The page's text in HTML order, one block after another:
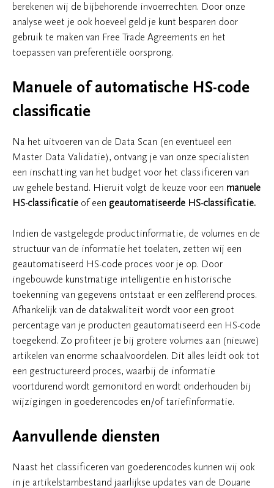
berekenen wij de bijbehorende invoerrechten. Door onze
analyse weet je ook hoeveel geld je kunt besparen door
gebruik te maken van Free Trade Agreements en het
toepassen van preferentiële oorsprong.
Manuele of automatische HS-code
classificatie
Na het uitvoeren van de Data Scan (en eventueel een
Master Data Validatie), ontvang je van onze specialisten
een inschatting van het budget voor het classificeren van
uw gehele bestand. Hieruit volgt de keuze voor een manuele
HS-classificatie of een geautomatiseerde HS-classificatie.
Indien de vastgelegde productinformatie, de volumes en de
structuur van de informatie het toelaten, zetten wij een
geautomatiseerd HS-code proces voor je op. Door
ingebouwde kunstmatige intelligentie en historische
toekenning van gegevens ontstaat er een zelflerend proces.
Afhankelijk van de datakwaliteit wordt voor een groot
percentage van je producten geautomatiseerd een HS-code
toegekend. Zo profiteer je bij grotere volumes aan (nieuwe)
artikelen van enorme schaalvoordelen. Dit alles leidt ook tot
een gestructureerd proces, waarbij de informatie
voortdurend wordt gemonitord en wordt onderhouden bij
wijzigingen in goederencodes en/of tariefinformatie.
Aanvullende diensten
Naast het classificeren van goederencodes kunnen wij ook
in je artikelstambestand jaarlijkse updates van de Douane